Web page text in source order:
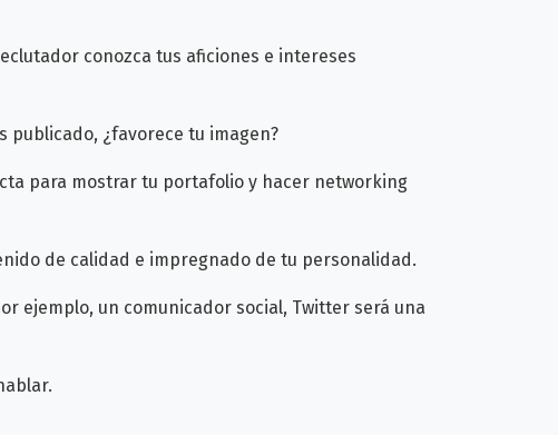
conozca tus aficiones e intereses
publicado, ¿favorece tu imagen?
para mostrar tu portafolio y hacer networking
de calidad e impregnado de tu personalidad.
ejemplo, un comunicador social, Twitter será una